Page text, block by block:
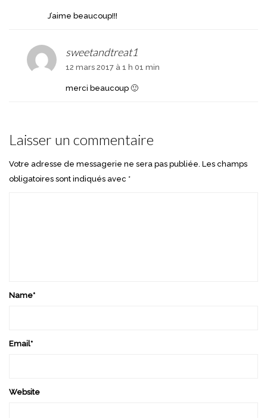
J’aime beaucoup!!!
sweetandtreat1
12 mars 2017 à 1 h 01 min
merci beaucoup 🙂
Laisser un commentaire
Votre adresse de messagerie ne sera pas publiée. Les champs
obligatoires sont indiqués avec *
Name*
Email*
Website